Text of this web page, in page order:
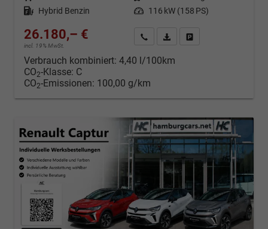
Kraftstoff Hybrid Benzin Leistung 116 kW (158 PS)
26.180,– €
incl. 19% MwSt.
Kontakt & Angebot anfordern
PDF-Datei, Fahrzeugexposé
Verbrauch kombiniert: 4,40 l/100km
CO2-Klasse: C
CO2-Emissionen: 100,00 g/km